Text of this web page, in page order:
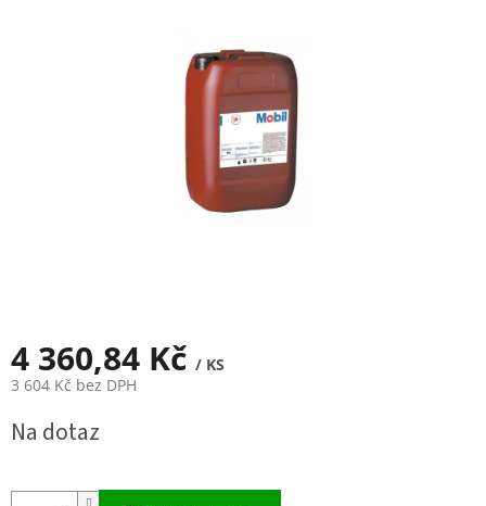
4 360,84 Kč / KS
3 604 Kč bez DPH
cena:
Na dotaz